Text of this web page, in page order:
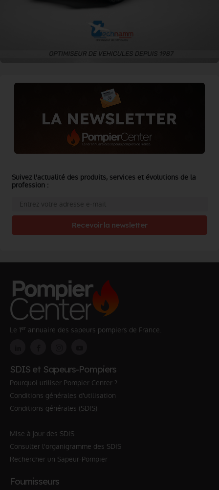
Suivez l'actualité des produits, services et évolutions de la
profession :
Recevoir la newsletter
Le 1er annuaire des sapeurs pompiers de France.
SDIS et Sapeurs-Pompiers
Pourquoi utiliser Pompier Center ?
Conditions générales d'utilisation
Conditions générales (SDIS)
Mise à jour des SDIS
Consulter l'organigramme des SDIS
Rechercher un Sapeur-Pompier
Fournisseurs